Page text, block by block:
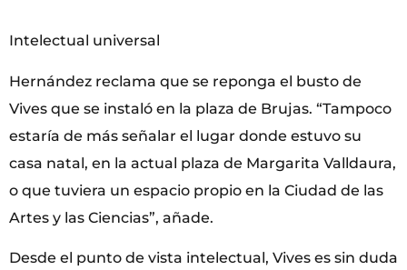
Intelectual universal
Hernández reclama que se reponga el busto de
Vives que se instaló en la plaza de Brujas. “Tampoco
estaría de más señalar el lugar donde estuvo su
casa natal, en la actual plaza de Margarita Valldaura,
o que tuviera un espacio propio en la Ciudad de las
Artes y las Ciencias”, añade.
Desde el punto de vista intelectual, Vives es sin duda